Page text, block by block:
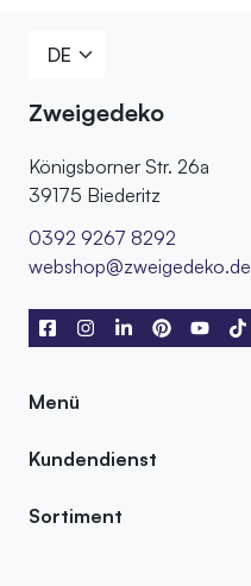
Zweigedeko
Königsborner Str. 26a
39175 Biederitz
0392 9267 8292
webshop@zweigedeko.de
Menü
Kundendienst
Sortiment